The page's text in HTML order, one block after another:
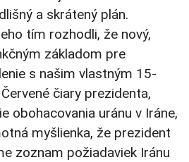
a skrátený plán.
tím rozhodli, že nový,
základom pre
s našim vlastným 15-
čiary prezidenta,
obohacovania uránu v Iráne,
myšlienka, že prezident
zoznam požiadaviek Iránu